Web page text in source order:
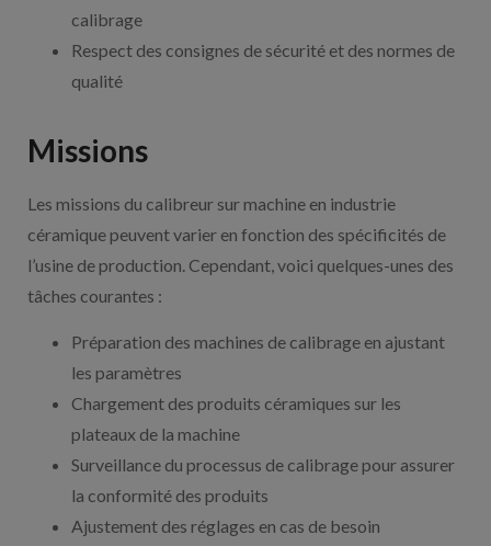
calibrage
Respect des consignes de sécurité et des normes de
qualité
Missions
Les missions du calibreur sur machine en industrie
céramique peuvent varier en fonction des spécificités de
l’usine de production. Cependant, voici quelques-unes des
tâches courantes :
Préparation des machines de calibrage en ajustant
les paramètres
Chargement des produits céramiques sur les
plateaux de la machine
Surveillance du processus de calibrage pour assurer
la conformité des produits
Ajustement des réglages en cas de besoin